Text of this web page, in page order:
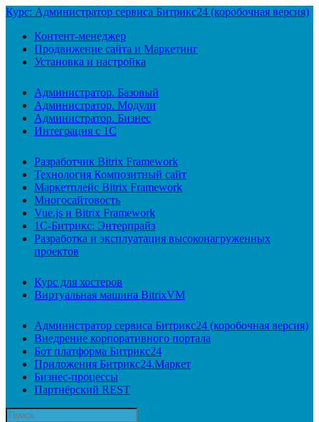
Курс: Администратор сервиса Битрикс24 (коробочная версия)
Контент-менеджер
Продвижение сайта и Маркетинг
Установка и настройка
Администратор. Базовый
Администратор. Модули
Администратор. Бизнес
Интеграция с 1С
Разработчик Bitrix Framework
Технология Композитный сайт
Маркетплейс Bitrix Framework
Многосайтовость
Vue.js и Bitrix Framework
1С-Битрикс: Энтерпрайз
Разработка и эксплуатация высоконагруженных
проектов
Курс для хостеров
Виртуальная машина BitrixVM
Администратор сервиса Битрикс24 (коробочная версия)
Внедрение корпоративного портала
Бот платформа Битрикс24
Приложения Битрикс24.Маркет
Бизнес-процессы
Партнёрский REST